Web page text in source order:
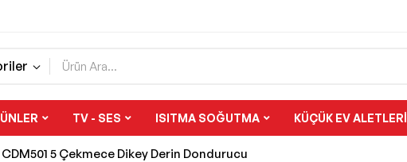
TV - SES ISITMA SOĞUTMA KÜÇÜK EV ALETLERI
5 Çekmece Dikey Derin Dondurucu